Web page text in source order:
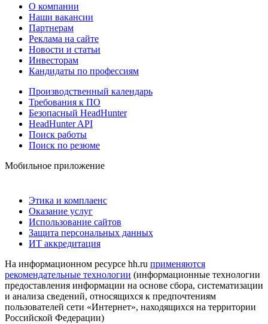
О компании
Наши вакансии
Партнерам
Реклама на сайте
Новости и статьи
Инвесторам
Кандидаты по профессиям
Производственный календарь
Требования к ПО
Безопасный HeadHunter
HeadHunter API
Поиск работы
Поиск по резюме
Мобильное приложение
Этика и комплаенс
Оказание услуг
Использование сайтов
Защита персональных данных
ИТ аккредитация
На информационном ресурсе hh.ru применяются
рекомендательные технологии (информационные технологии
предоставления информации на основе сбора, систематизации
и анализа сведений, относящихся к предпочтениям
пользователей сети «Интернет», находящихся на территории
Российской Федерации)